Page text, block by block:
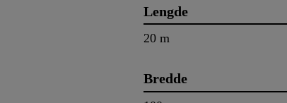
Lengde
20 m
Bredde